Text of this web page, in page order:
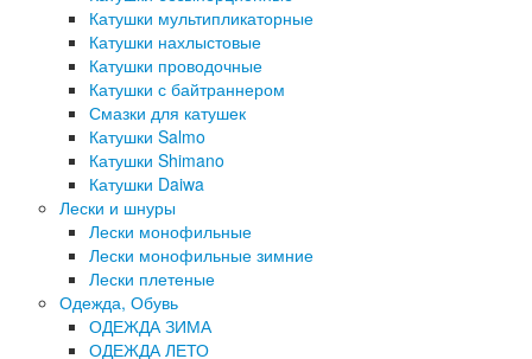
Катушки мультипликаторные
Катушки нахлыстовые
Катушки проводочные
Катушки с байтраннером
Смазки для катушек
Катушки Salmo
Катушки Shimano
Катушки Daiwa
Лески и шнуры
Лески монофильные
Лески монофильные зимние
Лески плетеные
Одежда, Обувь
ОДЕЖДА ЗИМА
ОДЕЖДА ЛЕТО